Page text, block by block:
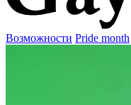
Возможности Pride month